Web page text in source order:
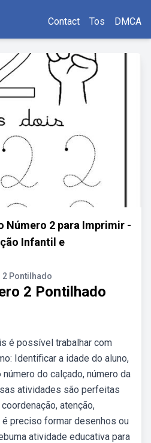
Contact Tos DMCA
Número 2 para Imprimir -
Infantil e
Pontilhado
2 Pontilhado
é possível trabalhar com
Identificar a idade do aluno,
do calçado, número da
atividades são perfeitas
atenção,
preciso formar desenhos ou
atividade educativa para